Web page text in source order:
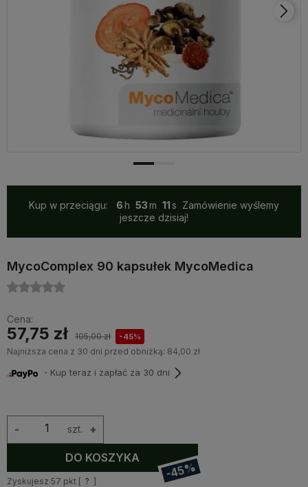
Kup w przeciągu: 6 53 11
Zamówienie wyślemy
jeszcze dzisiaj!
MycoComplex 90 kapsułek MycoMedica
Cena:
57,75 zł 105,00 zł -45%
Najniższa cena z 30 dni przed obniżką: 84,00 zł
・Kup teraz i zapłać za 30 dni
szt. +
-
DO KOSZYKA
-45%
Zyskujesz 57 pkt [ ? ]